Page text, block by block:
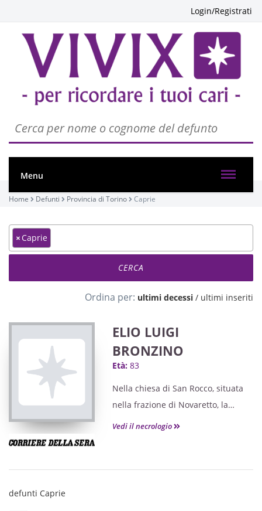
Login/Registrati
Menu
Home Defunti Provincia di Torino Caprie
×Caprie
Ordina per: ultimi decessi / ultimi inseriti
ELIO LUIGI
BRONZINO
Età: 83
Nella chiesa di San Rocco, situata
nella frazione di Novaretto, la
comunità lo ha ricordato con una
Vedi il necrologio
defunti Caprie